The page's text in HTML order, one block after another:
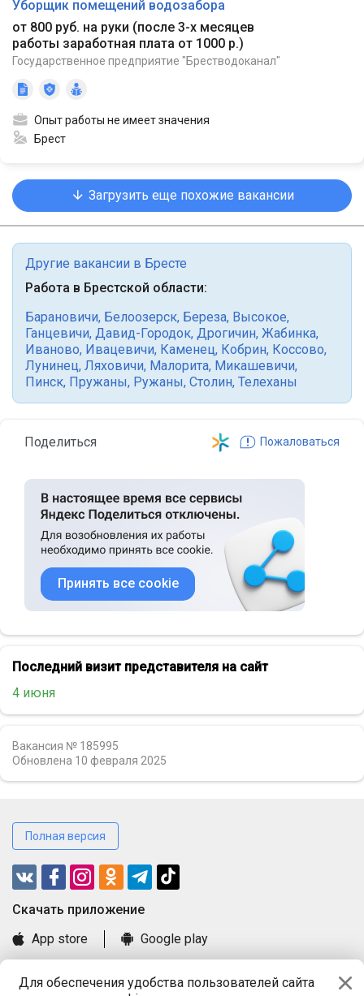
Для обеспечения удобства пользователей сайта
Уборщик помещений водозабора
от 800 руб. на руки (после 3-х месяцев
работы заработная плата от 1000 р.)
Государственное предприятие "Брестводоканал"
Опыт работы не имеет значения
Брест
Загрузить еще похожие вакансии
Другие вакансии в Бресте
Работа в Брестской области:
Барановичи, Белоозерск, Береза, Высокое,
Ганцевичи, Давид-Городок, Дрогичин, Жабинка,
Иваново, Ивацевичи, Каменец, Кобрин, Коссово,
Лунинец, Ляховичи, Малорита, Микашевичи,
Пинск, Пружаны, Ружаны, Столин, Телеханы
Поделиться Пожаловаться
Принять все cookie
Последний визит представителя на сайт
4 июня
Вакансия № 185995
Обновлена 10 февраля 2025
Полная версия
Cкачать приложение
App store
Google play
Книга замечаний и предложений